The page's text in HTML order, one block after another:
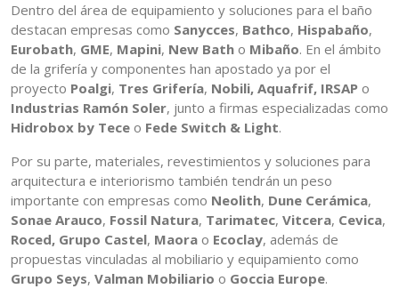
Dentro del área de equipamiento y soluciones para el baño
destacan empresas como Sanycces, Bathco, Hispabaño,
Eurobath, GME, Mapini, New Bath o Mibaño. En el ámbito
de la grifería y componentes han apostado ya por el
proyecto Poalgi, Tres Grifería, Nobili, Aquafrif, IRSAP o
Industrias Ramón Soler, junto a firmas especializadas como
Hidrobox by Tece o Fede Switch & Light.
Por su parte, materiales, revestimientos y soluciones para
arquitectura e interiorismo también tendrán un peso
importante con empresas como Neolith, Dune Cerámica,
Sonae Arauco, Fossil Natura, Tarimatec, Vitcera, Cevica,
Roced, Grupo Castel, Maora o Ecoclay, además de
propuestas vinculadas al mobiliario y equipamiento como
Grupo Seys, Valman Mobiliario o Goccia Europe.